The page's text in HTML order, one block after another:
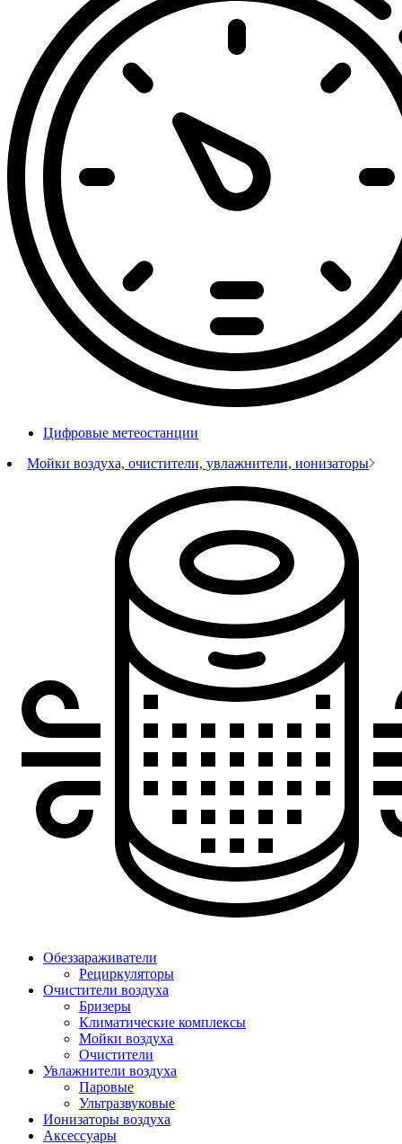
Цифровые метеостанции
Мойки воздуха, очистители, увлажнители, ионизаторы
Обеззараживатели
Рециркуляторы
Очистители воздуха
Бризеры
Климатические комплексы
Мойки воздуха
Очистители
Увлажнители воздуха
Паровые
Ультразвуковые
Ионизаторы воздуха
Аксессуары